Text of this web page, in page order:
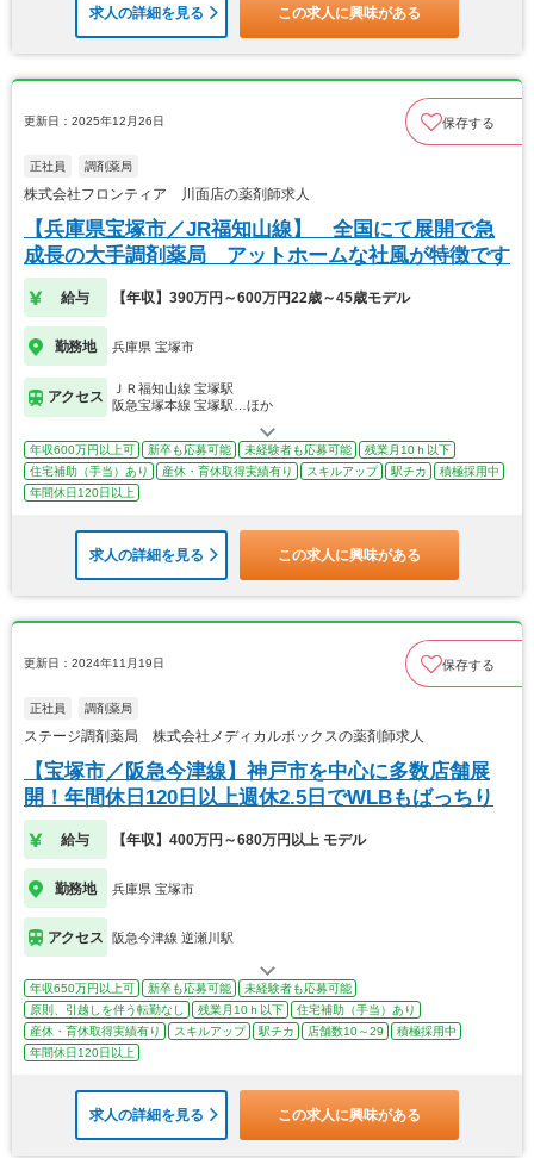
求人の詳細を見る この求人に興味がある
更新日：2025年12月26日 保存する
正社員 調剤薬局
株式会社フロンティア 川面店の薬剤師求人
【兵庫県宝塚市／JR福知山線】 全国にて展開で急
成長の大手調剤薬局 アットホームな社風が特徴です
給与 【年収】390万円～600万円22歳～45歳モデル
勤務地 兵庫県 宝塚市
アクセス
ＪＲ福知山線 宝塚駅
阪急宝塚本線 宝塚駅…ほか
年収600万円以上可 新卒も応募可能 未経験者も応募可能
残業月10ｈ以下
住宅補助（手当）あり
産休・育休取得実績有り スキルアップ 駅チカ
積極採用中
年間休日120日以上
求人の詳細を見る この求人に興味がある
更新日：2024年11月19日 保存する
正社員 調剤薬局
ステージ調剤薬局 株式会社メディカルボックスの薬剤師求人
【宝塚市／阪急今津線】神戸市を中心に多数店舗展
開！年間休日120日以上週休2.5日でWLBもばっちり
給与 【年収】400万円～680万円以上 モデル
勤務地 兵庫県 宝塚市
アクセス 阪急今津線 逆瀬川駅
年収650万円以上可 新卒も応募可能
未経験者も応募可能
原則、引越しを伴う転勤なし
残業月10ｈ以下
住宅補助（手当）あり
産休・育休取得実績有り
スキルアップ 駅チカ 店舗数10～29
積極採用中
年間休日120日以上
求人の詳細を見る この求人に興味がある